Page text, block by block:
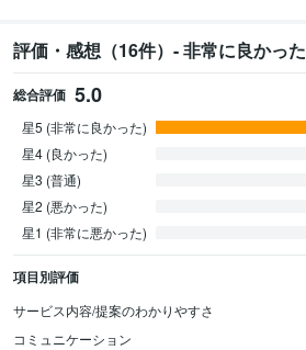
評価・感想（16件）- 非常に良かった
総合評価 5.0
星5 (非常に良かった)
星4 (良かった)
星3 (普通)
星2 (悪かった)
星1 (非常に悪かった)
項目別評価
サービス内容/提案のわかりやすさ
コミュニケーション